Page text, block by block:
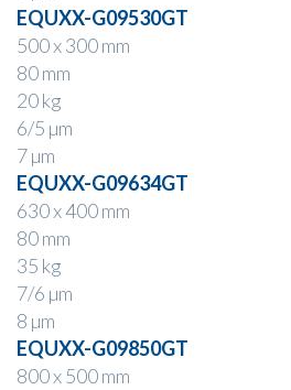
EQUXX-G09530GT
500 x 300 mm
80 mm
20 kg
6/5 µm
7 µm
EQUXX-G09634GT
630 x 400 mm
80 mm
35 kg
7/6 µm
8 µm
EQUXX-G09850GT
800 x 500 mm